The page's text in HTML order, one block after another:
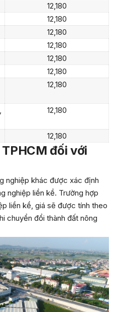
12,180
12,180
12,180
12,180
12,180
12,180
12,180
12,180
12,180
đối với
nghiệp khác được xác định
nghiệp liền kề. Trường hợp
liền kề, giá sẽ được tính theo
chuyển đổi thành đất nông